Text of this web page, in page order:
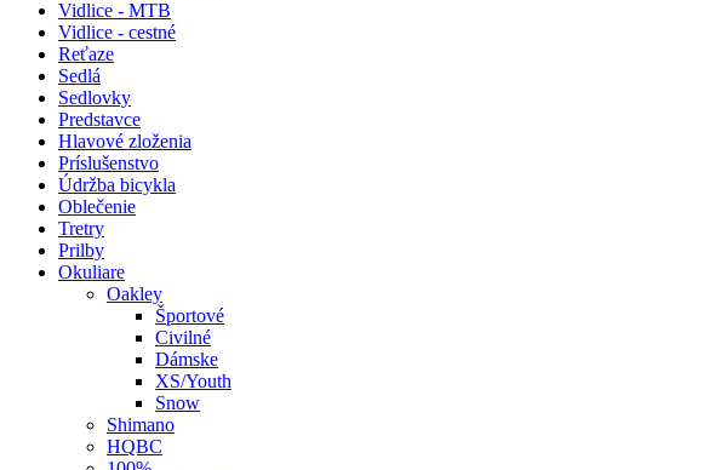
Vidlice - MTB
Vidlice - cestné
Reťaze
Sedlá
Sedlovky
Predstavce
Hlavové zloženia
Príslušenstvo
Údržba bicykla
Oblečenie
Tretry
Prilby
Okuliare
Oakley
Športové
Civilné
Dámske
XS/Youth
Snow
Shimano
HQBC